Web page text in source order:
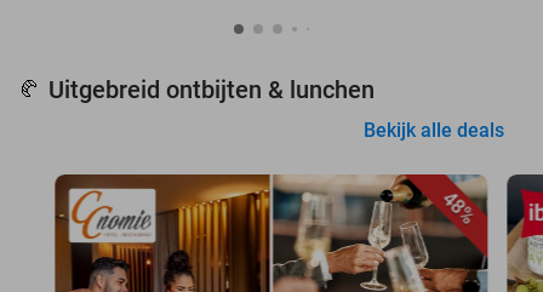
🥐 Uitgebreid ontbijten & lunchen
Bekijk alle deals
48%